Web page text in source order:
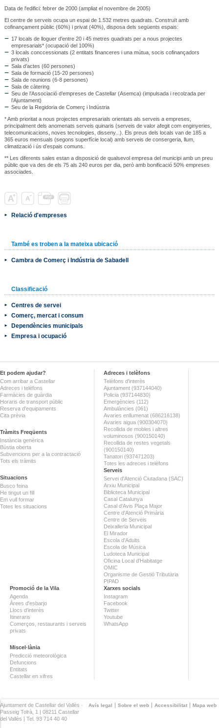
Data de l'edifici: febrer de 2000 (ampliat el novembre de 2005)
El centre de serveis ocupa un espai de 1.532 metres quadrats. Construït amb
cofinançament públic (60%) i privat (40%), disposa dels següents espais:
17 locals de lloguer d'entre 20 i 45 metres quadrats per a nous projectes
empresarials* (ocupació del 100%)
3 locals conccessionats (2 entitats financeres i una mútua, socis cofinançadors
privats)
Sala d’actes (60 persones)
Sala de formació (15-20 persones)
Sala de reunions (6-8 persones)
Sala de càtering
Seu de l’Associació d’empreses de Castellar (Asemca) (impulsada i recolzada per
l’Ajuntament)
Seu de la Regidoria de Comerç i Indústria
* Amb prioritat a nous projectes empresarials orientats als serveis a empreses,
principalment dels anomenats serveis quinaris (serveis de valor afegit com enginyeries,
telecomunicacions, noves tecnologies, disseny...). Els preus dels locals van de 185 a
365 euros mensuals (segons superfície local) amb serveis de consergeria, llum,
climatizació i ús d’espais comuns.
** Les diferents sales estan a disposició de qualsevol empresa del municipi amb un preu
públic que va des de els 75 als 240 euros per dia, però amb bonificació 50% empreses
associades.
Relació d'empreses
També es troben a la mateixa ubicació
Cambra de Comerç i Indústria de Sabadell
Classificació
Centres de servei
Comerç, mercat i consum
Dependències municipals
Empresa i ocupació
Et podem ajudar?
Com arribar a Castellar
Adreces i telèfons
Farmàcies de guàrdia
Horaris de transport públic
Reserva d'equipaments
Cita prèvia
Tràmits Freqüents
Instància genèrica
Bústia oberta
Subvencions per a la contractació
Tots els tràmits
Situacions
Busco feina
He tingut un fill
Em vull formar
Totes les situacions
Adreces i telèfons
Telèfons d'interès
Ajuntament (937144040)
Policia (937144830)
Emergències (112)
Ambulàncies (061)
Avaries enllumenat (686216138)
Avaries aigua (900304070)
Recollida de mobles i altres
voluminosos (900150140)
Recollida de restes vegetals
(900150140)
Tanatori (937471203)
Totes les adreces i telèfons
Serveis
Servei d'Atenció Ciutadana (SAC)
Arxiu Municipal
Biblioteca Municipal
Casal Catalunya
Casal d'Avis Plaça Major
Centre d'Atenció Primària
Centre de Serveis
Deixalleria Municipal
El Mirador
Escola d'Adults
Escola de Música
Ludoteca Municipal
Oficina Local d'Habitatge
OMIC
Organisme de Gestió Tributària
PIPAD
Promoció de la Vila
Agenda
Àrees d'esbarjo
Llocs d'interès
Itineraris
Comerços, restaurants i serveis
privats
Miscel·lània
Predicció meteorològica
Defuncions
Entitats
Castellar en xifres
Xarxes socials
Instagram
Facebook
Twitter
Youtube
WhatsApp
Avís legal Sobre el web Accessibilitat Mapa web
Ajuntament de Castellar del Vallès ·
Passeig Tolrà, 1 | 08211 Castellar
del Vallès | Tel. 93 714 40 40